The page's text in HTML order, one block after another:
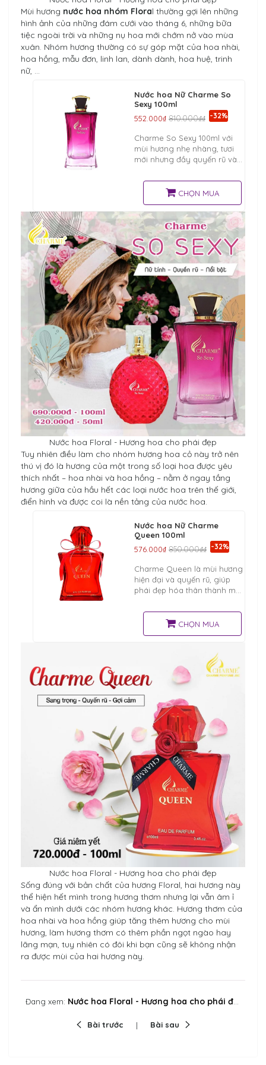
Mùi hương nước hoa nhóm Floral thường gợi lên những
hình ảnh của những đám cưới vào tháng 6, những bữa
tiệc ngoài trời và những nụ hoa mới chớm nở vào mùa
xuân. Nhóm hương thường có sự góp mặt của hoa nhài,
hoa hồng, mẫu đơn, linh lan, dành dành, hoa huệ, trinh
nữ, …
Nước hoa Nữ Charme So
Sexy 100ml
552.000₫ 810.000₫₫ -32%
Charme So Sexy 100ml với
mùi hương nhẹ nhàng, tươi
mới nhưng đầy quyến rũ và
mãnh liệt, làm cho cánh đàn
ông luôn say mê, chìm đắm
CHỌN MUA
Nước hoa Floral - Hương hoa cho phái đẹp
Tuy nhiên điều làm cho nhóm hương hoa cỏ này trở nên
thú vị đó là hương của một trong số loại hoa được yêu
thích nhất – hoa nhài và hoa hồng – nằm ở ngay tầng
hương giữa của hầu hết các loại nước hoa trên thế giới,
điển hình và được coi là nền tảng của nước hoa.
Nước hoa Nữ Charme
Queen 100ml
576.000₫ 850.000₫₫ -32%
Charme Queen là mùi hương
hiện đại và quyến rũ, giúp
phái đẹp hóa thân thành một
sắc đẹp. . Cánh đàn ông sẽ
sẵn sàng quỳ gối, thủ phục
CHỌN MUA
Nước hoa Floral - Hương hoa cho phái đẹp
Sống đúng với bản chất của hương Floral, hai hương này
thể hiện hết mình trong hương thơm nhưng lại vẫn âm ỉ
và ẩn mình dưới các nhóm hương khác. Hương thơm của
hoa nhài và hoa hồng giúp tăng thêm hương cho mùi
hương, làm hương thơm có thêm phần ngọt ngào hay
lãng mạn, tuy nhiên có đôi khi bạn cũng sẽ không nhận
ra được mùi của hai hương này.
Đang xem: Nước hoa Floral - Hương hoa cho phái đẹp
Bài trước Bài sau